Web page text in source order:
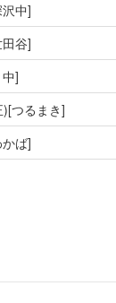
中]
谷]
]
)[つるまき]
ば]